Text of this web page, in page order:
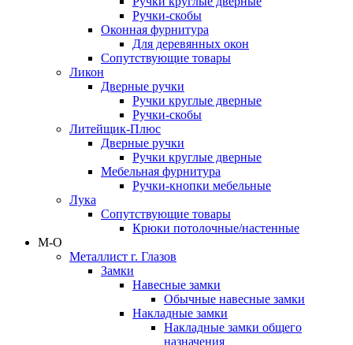
Ручки-скобы
Оконная фурнитура
Для деревянных окон
Сопутствующие товары
Ликон
Дверные ручки
Ручки круглые дверные
Ручки-скобы
Литейщик-Плюс
Дверные ручки
Ручки круглые дверные
Мебельная фурнитура
Ручки-кнопки мебельные
Лука
Сопутствующие товары
Крюки потолочные/настенные
М-О
Металлист г. Глазов
Замки
Навесные замки
Обычные навесные замки
Накладные замки
Накладные замки общего
назначения